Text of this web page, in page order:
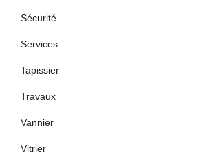
Sécurité
Services
Tapissier
Travaux
Vannier
Vitrier